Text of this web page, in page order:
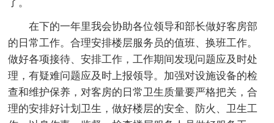
了。
在下的一年里我会协助各位领导和部长做好客房部
的日常工作。合理安排楼层服务员的值班、换班工作。
做好各项接待、安排工作，工作期间发现问题应及时处
理，有疑难问题应及时上报领导。加强对设施设备的检
查和维护保养，对客房的日常卫生质量要严格把关，合
理的安排好计划卫生，做好楼层的安全、防火、卫生工